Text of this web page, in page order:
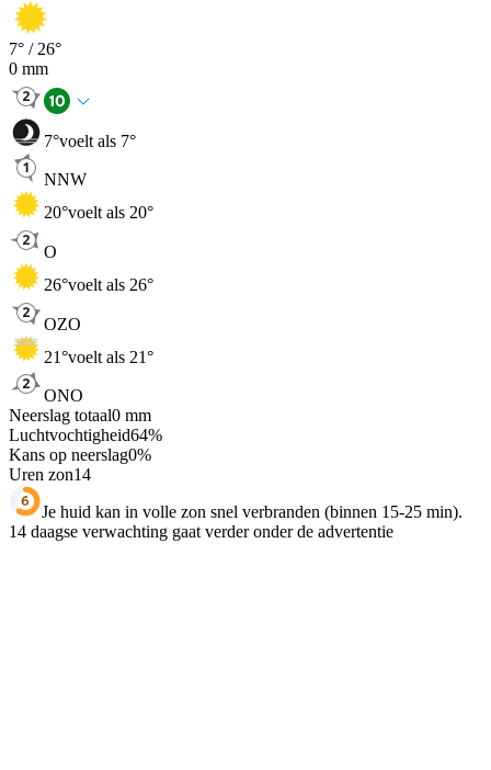
7° / 26°
0 mm
7°voelt als 7°
NNW
20°voelt als 20°
O
26°voelt als 26°
OZO
21°voelt als 21°
ONO
Neerslag totaal0 mm
Luchtvochtigheid64%
Kans op neerslag0%
Uren zon14
Je huid kan in volle zon snel verbranden (binnen 15-25 min).
14 daagse verwachting gaat verder onder de advertentie